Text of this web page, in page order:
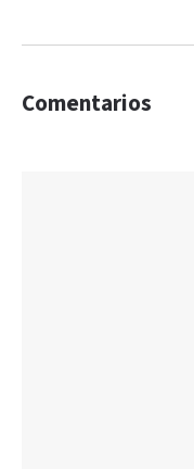
Comentarios